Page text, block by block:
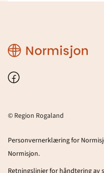
Region
Rogaland
Facebook
© Region Rogaland
Personvernerklæring for
Normisjon.
Retningslinjer for håndtering av